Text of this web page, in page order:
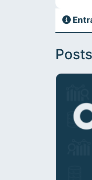
Posts